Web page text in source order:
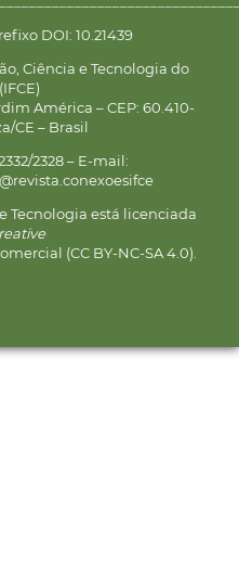
DOI: 10.21439
Ciência e Tecnologia do
América – CEP: 60.410-
CE – Brasil
2328 – E-mail:
Tecnologia está licenciada
(CC BY-NC-SA 4.0).